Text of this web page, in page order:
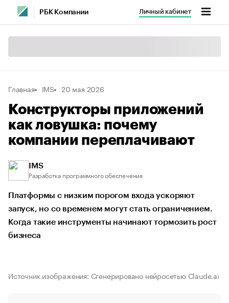
РБК Компании Личный кабинет
Главная IMS 20 мая 2026
Конструкторы приложений
как ловушка: почему
компании переплачивают
IMS
Разработка программного обеспечения
Платформы с низким порогом входа ускоряют
запуск, но со временем могут стать ограничением.
Когда такие инструменты начинают тормозить рост
бизнеса
Источник изображения: Сгенерировано нейросетью Claude.ai